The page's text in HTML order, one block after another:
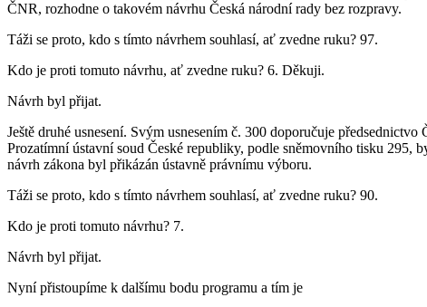
ČNR, rozhodne o takovém návrhu Česká národní rady bez rozpravy.
Táži se proto, kdo s tímto návrhem souhlasí, ať zvedne ruku? 97.
Kdo je proti tomuto návrhu, ať zvedne ruku? 6. Děkuji.
Návrh byl přijat.
Ještě druhé usnesení. Svým usnesením č. 300 doporučuje
Prozatímní ústavní soud České republiky, podle sněmovního tisku 295,
návrh zákona byl přikázán ústavně právnímu výboru.
Táži se proto, kdo s tímto návrhem souhlasí, ať zvedne ruku? 90.
Kdo je proti tomuto návrhu? 7.
Návrh byl přijat.
Nyní přistoupíme k dalšímu bodu programu a tím je